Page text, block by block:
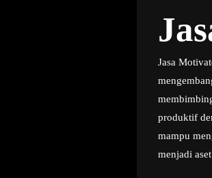
Jasa
produktif
mampu
menjadi